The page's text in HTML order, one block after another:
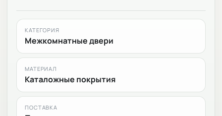
КАТЕГОРИЯ
Межкомнатные двери
МАТЕРИАЛ
Каталожные покрытия
ПОСТАВКА